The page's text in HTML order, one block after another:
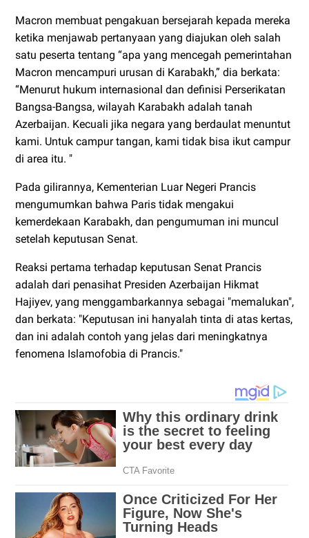
Macron membuat pengakuan bersejarah kepada mereka
ketika menjawab pertanyaan yang diajukan oleh salah
satu peserta tentang “apa yang mencegah pemerintahan
Macron mencampuri urusan di Karabakh,” dia berkata:
“Menurut hukum internasional dan definisi Perserikatan
Bangsa-Bangsa, wilayah Karabakh adalah tanah
Azerbaijan. Kecuali jika negara yang berdaulat menuntut
kami. Untuk campur tangan, kami tidak bisa ikut campur
di area itu. "
Pada gilirannya, Kementerian Luar Negeri Prancis
mengumumkan bahwa Paris tidak mengakui
kemerdekaan Karabakh, dan pengumuman ini muncul
setelah keputusan Senat.
Reaksi pertama terhadap keputusan Senat Prancis
adalah dari penasihat Presiden Azerbaijan Hikmat
Hajiyev, yang menggambarkannya sebagai "memalukan",
dan berkata: "Keputusan ini hanyalah tinta di atas kertas,
dan ini adalah contoh yang jelas dari meningkatnya
fenomena Islamofobia di Prancis."